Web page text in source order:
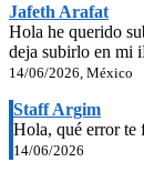
Jafeth Arafat
Hola he querido
deja subirlo en mi
14/06/2026, México
Staff Argim
Hola, qué error te
14/06/2026